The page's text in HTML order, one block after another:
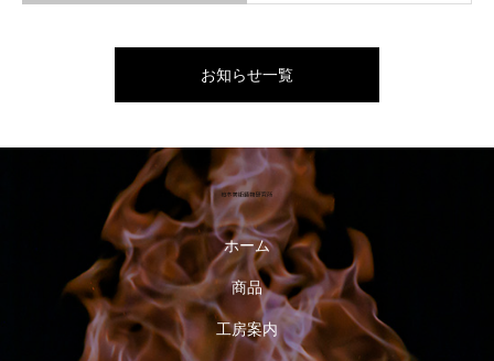
お知らせ一覧
ホーム
商品
工房案内